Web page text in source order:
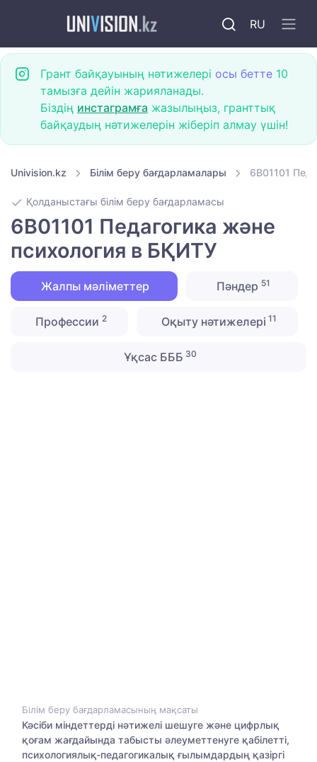
RU
Грант байқауының нәтижелері осы бетте 10
тамызға дейін жарияланады.
Біздің инстаграмға жазылыңыз, гранттық
байқаудың нәтижелерін жіберіп алмау үшін!
Univision.kz Білім беру бағдарламалары 6B01101
Қолданыстағы білім беру бағдарламасы
6B01101 Педагогика және
психология в БҚИТУ
Жалпы мәліметтер Пәндер 51
Профессии 2 Оқыту нәтижелері 11
Ұқсас БББ 30
Білім беру бағдарламасының мақсаты
Кәсіби міндеттерді нәтижелі шешуге және цифрлық
қоғам жағдайында табысты әлеуметтенуге қабілетті,
психологиялық-педагогикалық ғылымдардың қазіргі